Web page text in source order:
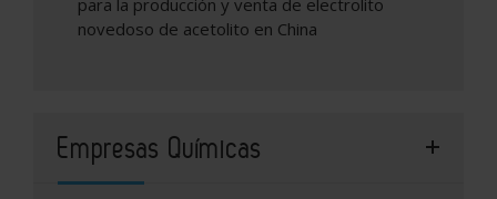
novedoso de acetolito en China
Empresas Químicas